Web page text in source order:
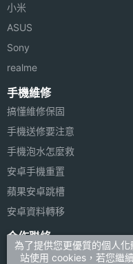
小米
ASUS
Sony
realme
手機維修
搞懂維修保固
手機送修要注意
手機泡水怎麼救
安卓手機重置
蘋果安卓跳槽
安卓資料轉移
合作聯絡
廣告刊登
為了提供您更優質的個人化
站使用 cookies，若您繼